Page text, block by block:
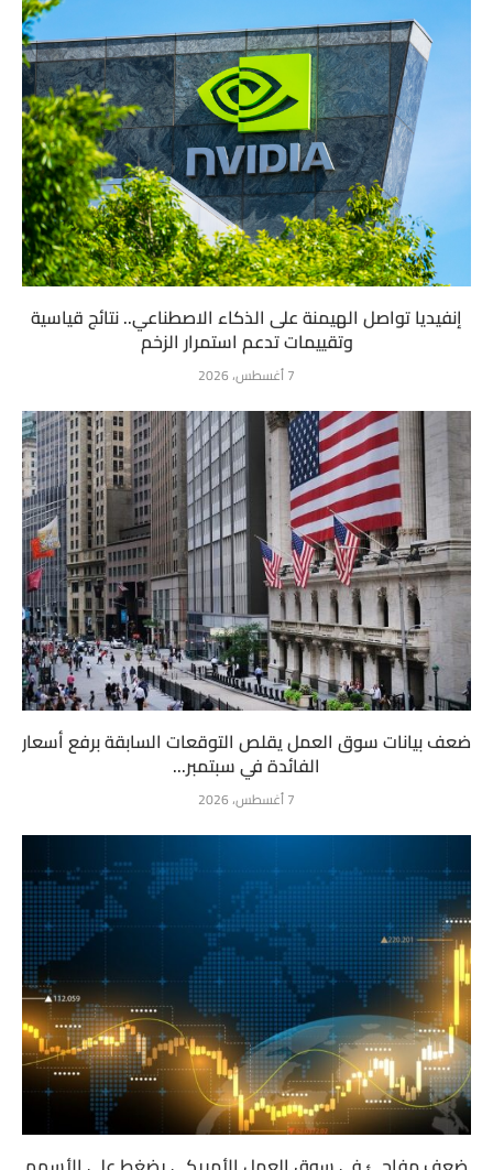
إنفيديا تواصل الهيمنة على الذكاء الاصطناعي.. نتائج قياسية
وتقييمات تدعم استمرار الزخم
7 أغسطس، 2026
ضعف بيانات سوق العمل يقلص التوقعات السابقة برفع أسعار
الفائدة في سبتمبر...
7 أغسطس، 2026